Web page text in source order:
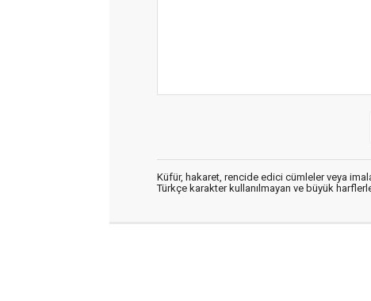
Küfür, hakaret, rencide edici cümleler veya
Türkçe karakter kullanılmayan ve büyük